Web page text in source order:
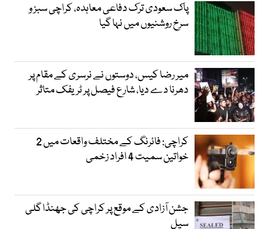
پاک سعودی ترک دفاعی معاہدہ، کراچی سبز و
سرخ روشنیوں میں نہا گیا
میر رضا کیس، دوستوں نے نرسری کے مقام پر
دھرنا دے دیا، شارع فیصل پر ٹریفک متاثر
کراچی: فائرنگ کے مختلف واقعات میں 2
خواتین سمیت 4 افراد زخمی
جشن آزادی کے موقع پر کراچی کی جھنڈا گلی
سیل